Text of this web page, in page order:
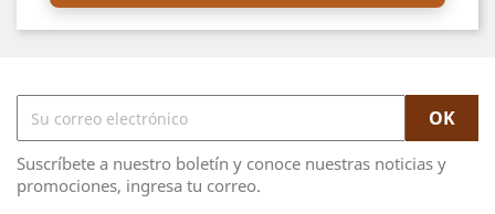
Suscríbete a nuestro boletín y conoce nuestras noticias y
promociones, ingresa tu correo.